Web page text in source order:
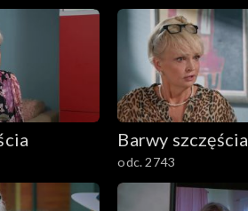
Barwy szczęścia
odc. 2743